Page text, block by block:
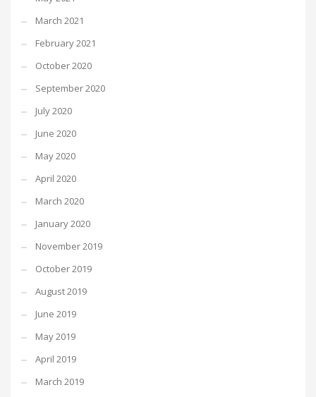
March 2021
February 2021
October 2020
September 2020
July 2020
June 2020
May 2020
April 2020
March 2020
January 2020
November 2019
October 2019
August 2019
June 2019
May 2019
April 2019
March 2019